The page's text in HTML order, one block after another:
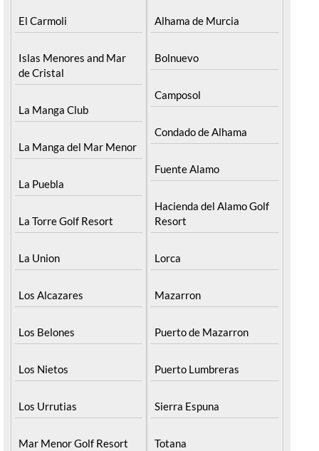
El Carmoli
Islas Menores and Mar
de Cristal
La Manga Club
La Manga del Mar Menor
La Puebla
La Torre Golf Resort
La Union
Los Alcazares
Los Belones
Los Nietos
Los Urrutias
Mar Menor Golf Resort
Alhama de Murcia
Bolnuevo
Camposol
Condado de Alhama
Fuente Alamo
Hacienda del Alamo Golf
Resort
Lorca
Mazarron
Puerto de Mazarron
Puerto Lumbreras
Sierra Espuna
Totana